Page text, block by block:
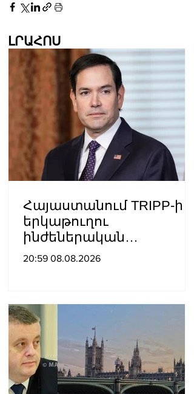
ԼՐԱՀՈՍ
Հայաստանում TRIPP-ի
երկաթուղու
ինժեներական
ուսումնասիրություններ
20:59 08.08.2026